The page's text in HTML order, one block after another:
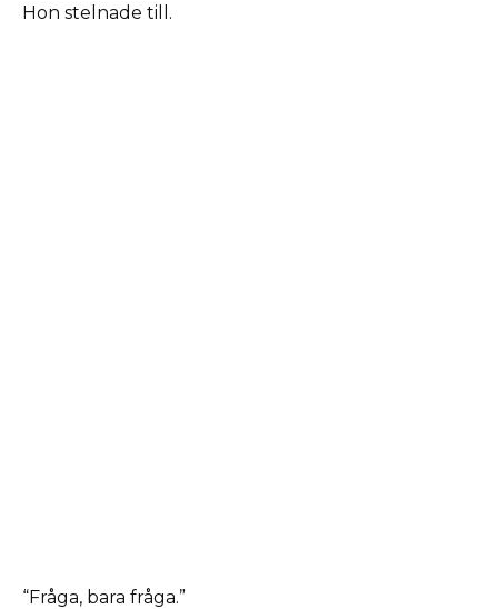
Hon stelnade till.
“Fråga, bara fråga.”